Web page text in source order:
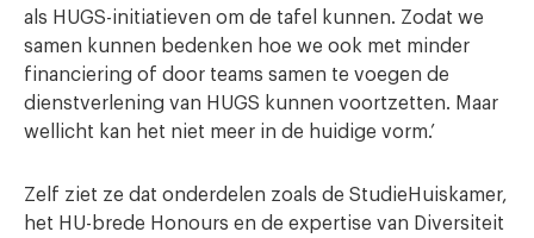
als HUGS-initiatieven om de tafel kunnen. Zodat we
samen kunnen bedenken hoe we ook met minder
financiering of door teams samen te voegen de
dienstverlening van HUGS kunnen voortzetten. Maar
wellicht kan het niet meer in de huidige vorm.’
Zelf ziet ze dat onderdelen zoals de StudieHuiskamer,
het HU-brede Honours en de expertise van Diversiteit